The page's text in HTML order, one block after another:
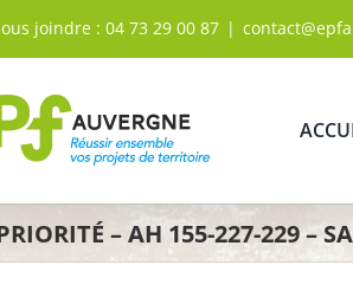
joindre : 04 73 29 00 87 |
– AH 155-227-229 –